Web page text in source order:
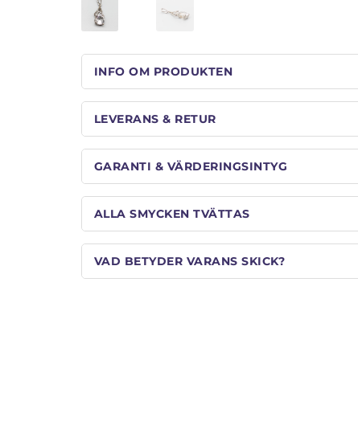
INFO OM PRODUKTEN
LEVERANS & RETUR
GARANTI & VÄRDERINGSINTYG
ALLA SMYCKEN TVÄTTAS
VAD BETYDER VARANS SKICK?